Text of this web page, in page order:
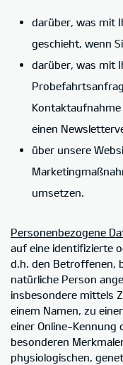
darüber, was mit
geschieht, wenn
darüber, was mit
einen
über unsere
umsetzen.
Personenbezogene
auf eine identifizierte
d.h. den Betroffenen,
natürliche Person
insbesondere mittels
einem Namen, zu
einer Online-Kennung
besonderen
physiologischen,